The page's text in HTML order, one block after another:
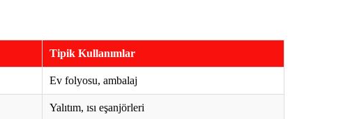
Tipik Kullanımlar
Ev folyosu, ambalaj
Yalıtım, ısı eşanjörleri